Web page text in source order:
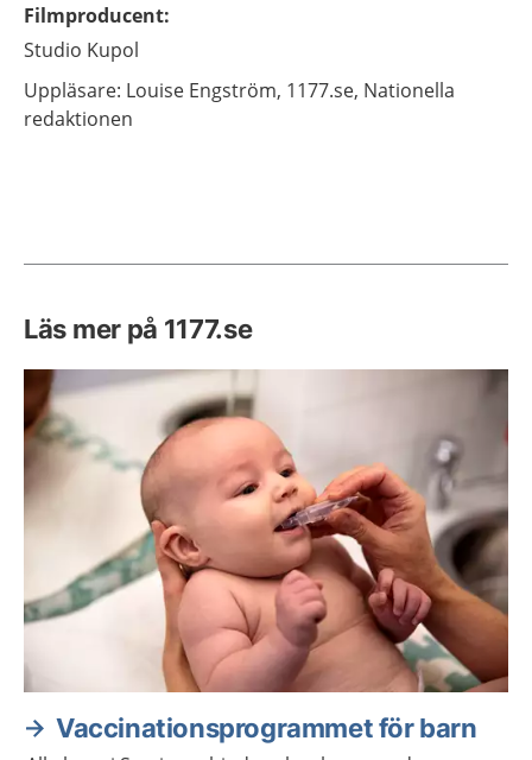
Filmproducent:
Studio Kupol
Uppläsare: Louise Engström, 1177.se, Nationella
redaktionen
Läs mer på 1177.se
Vaccinationsprogrammet för barn